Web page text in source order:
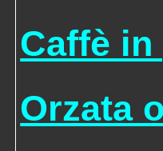
Caffè
Orzata